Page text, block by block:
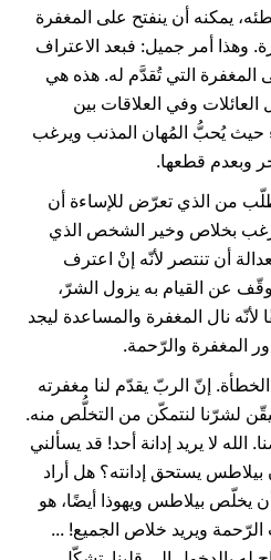
يمكنه أن ينفتح على المغفرة
وهذا أمر جميل: فبعد الاعتراف
المغفرة التي تُقدَّم له. هذه هي
وفي العلاقات بين
حيث يُحبُّ المُهان المذنب ويرغب
وبعدم قطعها.
من الذي تعرّض للإساءة أن
بخلاص وخير الشخص الذي
أن تنتصر لأنّه إنْ اعترف
عن القيام به يزول الشرّ،
نال المغفرة والمساعدة ليجد
المغفرة والرّحمة.
إنّ الربّ يقدّم لنا مغفرته
لشرّنا لنتمكّن من التخلُّص منه.
الله لا يريد إدانة أحد! قد يسألني
يستحق إدانته؟ هل أراد
أن يخلّص بيلاطس ويهوذا أيضًا، هو
ويريد خلاص الجميع! ...